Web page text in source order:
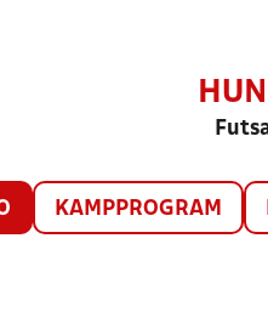
KAMPPROGRAM